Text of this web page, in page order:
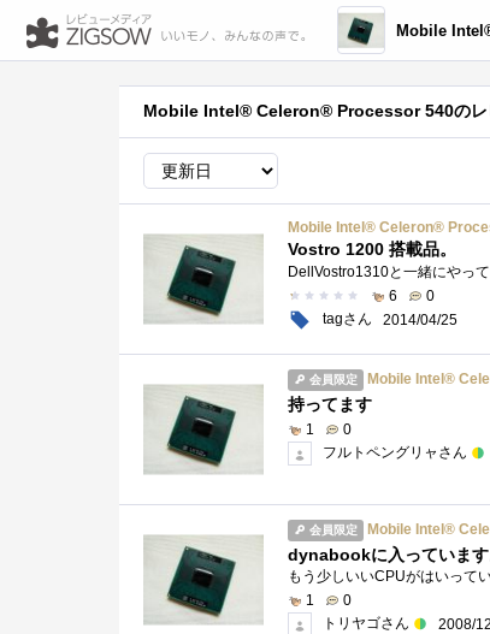
Mobile Intel®
Mobile Intel® Celeron® Processor 540のレ
Mobile Intel® Celeron®
Vostro 1200 搭載品。
6
0
tagさん
2014/04/25
会員限定 Mobile Intel®
持ってます
1
0
フルトペングリャさん
会員限定 Mobile Intel®
dynabookに入っています
もう少しいいCPUがはいって
1
0
トリヤゴさん
2008/